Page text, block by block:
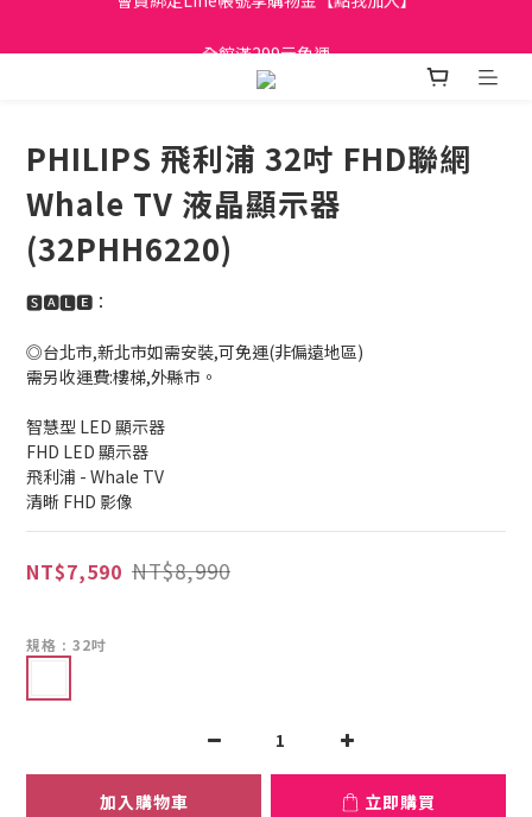
日立家電、國際牌 原廠管制價格 私訊優惠價
PHILIPS 飛利浦 32吋 FHD聯網
Whale TV 液晶顯示器
(32PHH6220)
🆂🅰🅻🅴：
◎台北市,新北市如需安裝,可免運(非偏遠地區)
需另收運費:樓梯,外縣市。
智慧型 LED 顯示器
FHD LED 顯示器
飛利浦 - Whale TV
清晰 FHD 影像
NT$7,590 NT$8,990
規格 : 32吋
加入購物車 立即購買